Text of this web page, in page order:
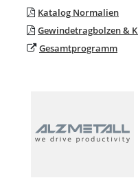
Katalog Normalien
Gewindetragbolzen &
Gesamtprogramm